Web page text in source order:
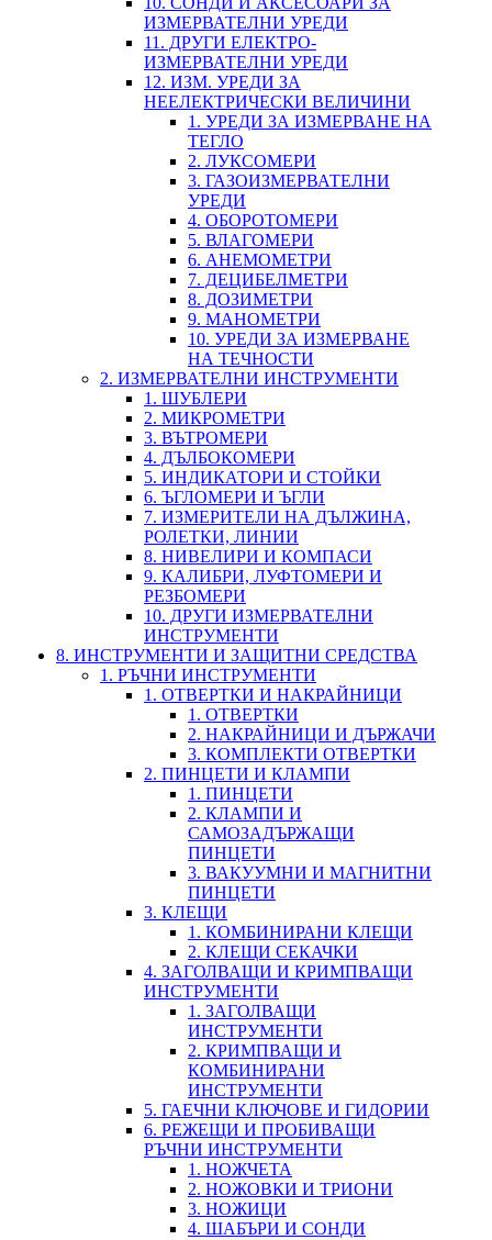
ИЗМЕРВАТЕЛНИ УРЕДИ
11. ДРУГИ ЕЛЕКТРО-
ИЗМЕРВАТЕЛНИ УРЕДИ
12. ИЗМ. УРЕДИ ЗА
НЕЕЛЕКТРИЧЕСКИ ВЕЛИЧИНИ
1. УРЕДИ ЗА ИЗМЕРВАНЕ НА
ТЕГЛО
2. ЛУКСОМЕРИ
3. ГАЗОИЗМЕРВАТЕЛНИ
УРЕДИ
4. ОБОРОТОМЕРИ
5. ВЛАГОМЕРИ
6. АНЕМОМЕТРИ
7. ДЕЦИБЕЛМЕТРИ
8. ДОЗИМЕТРИ
9. МАНОМЕТРИ
10. УРЕДИ ЗА ИЗМЕРВАНЕ
НА ТЕЧНОСТИ
2. ИЗМЕРВАТЕЛНИ ИНСТРУМЕНТИ
1. ШУБЛЕРИ
2. МИКРОМЕТРИ
3. ВЪТРОМЕРИ
4. ДЪЛБОКОМЕРИ
5. ИНДИКАТОРИ И СТОЙКИ
6. ЪГЛОМЕРИ И ЪГЛИ
7. ИЗМЕРИТЕЛИ НА ДЪЛЖИНА,
РОЛЕТКИ, ЛИНИИ
8. НИВЕЛИРИ И КОМПАСИ
9. КАЛИБРИ, ЛУФТОМЕРИ И
РЕЗБОМЕРИ
10. ДРУГИ ИЗМЕРВАТЕЛНИ
ИНСТРУМЕНТИ
8. ИНСТРУМЕНТИ И ЗАЩИТНИ СРЕДСТВА
1. РЪЧНИ ИНСТРУМЕНТИ
1. ОТВЕРТКИ И НАКРАЙНИЦИ
1. ОТВЕРТКИ
2. НАКРАЙНИЦИ И ДЪРЖАЧИ
3. КОМПЛЕКТИ ОТВЕРТКИ
2. ПИНЦЕТИ И КЛАМПИ
1. ПИНЦЕТИ
2. КЛАМПИ И
САМОЗАДЪРЖАЩИ
ПИНЦЕТИ
3. ВАКУУМНИ И МАГНИТНИ
ПИНЦЕТИ
3. КЛЕЩИ
1. КОМБИНИРАНИ КЛЕЩИ
2. КЛЕЩИ СЕКАЧКИ
4. ЗАГОЛВАЩИ И КРИМПВАЩИ
ИНСТРУМЕНТИ
1. ЗАГОЛВАЩИ
ИНСТРУМЕНТИ
2. КРИМПВАЩИ И
КОМБИНИРАНИ
ИНСТРУМЕНТИ
5. ГАЕЧНИ КЛЮЧОВЕ И ГИДОРИИ
6. РЕЖЕЩИ И ПРОБИВАЩИ
РЪЧНИ ИНСТРУМЕНТИ
1. НОЖЧЕТА
2. НОЖОВКИ И ТРИОНИ
3. НОЖИЦИ
4. ШАБЪРИ И СОНДИ